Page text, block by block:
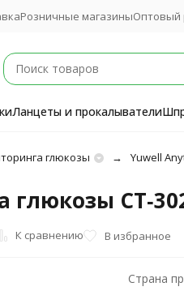
Розничные магазиныОптовый
Ланцеты и прокалыватели
глюкозы Yuwell
глюкозы
К сравнению В избранное
Страна